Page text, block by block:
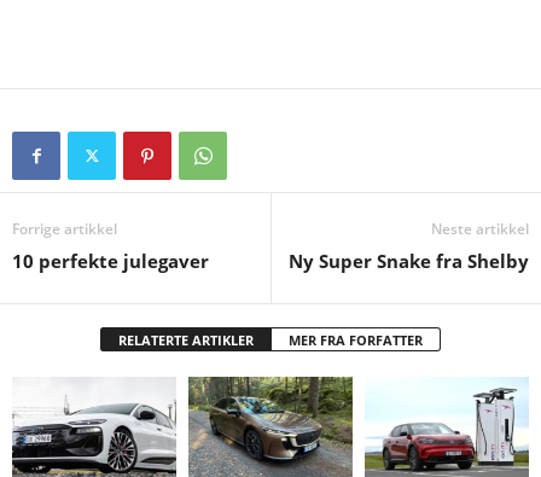
Forrige artikkel
10 perfekte julegaver
Neste artikkel
Ny Super Snake fra Shelby
RELATERTE ARTIKLER MER FRA FORFATTER